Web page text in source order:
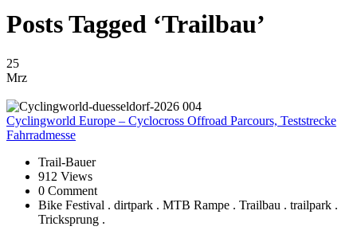
Posts Tagged ‘Trailbau’
25
Mrz
Cyclingworld Europe – Cyclocross Offroad Parcours, Teststrecke
Fahrradmesse
Trail-Bauer
912 Views
0 Comment
Bike Festival . dirtpark . MTB Rampe . Trailbau . trailpark .
Tricksprung .